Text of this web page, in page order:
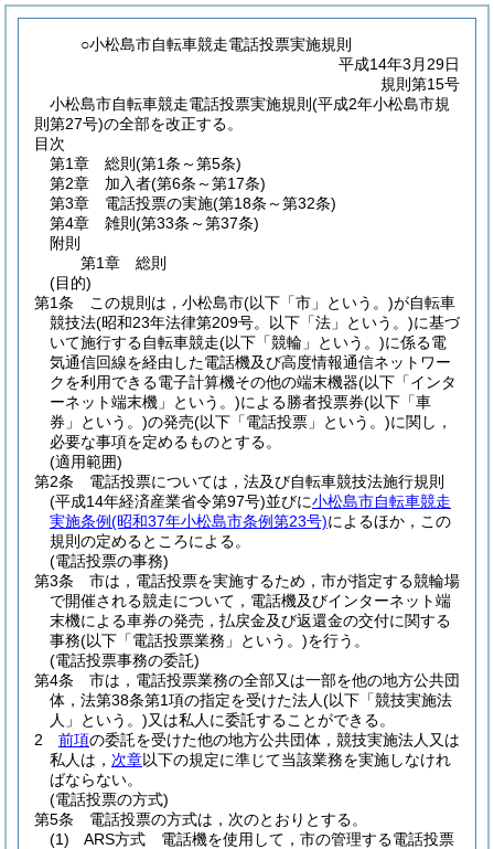
○小松島市自転車競走電話投票実施規則
平成14年3月29日
規則第15号
小松島市自転車競走電話投票実施規則(平成2年小松島市規
則第27号)の全部を改正する。
目次
第1章
総則 (第1条～第5条)
第2章
加入者(第6条～第17条)
第3章
電話投票の実施(第18条～第32条)
第4章
雑則 (第33条～第37条)
附則
第1章
総則
(目的)
第1条
この規則は，小松島市(以下「市」という。)が自転車
競技法(昭和23年法律第209号。以下「法」という。)に基づ
いて施行する自転車競走(以下「競輪」という。)に係る電
気通信回線を経由した電話機及び高度情報通信ネットワー
クを利用できる電子計算機その他の端末機器(以下「インタ
ーネット端末機」という。)による勝者投票券(以下「車
券」という。)の発売(以下「電話投票」という。)に関し，
必要な事項を定めるものとする。
(適用範囲)
第2条
電話投票については，法及び自転車競技法施行規則
(平成14年経済産業省令第97号)並びに小松島市自転車競走
実施条例(昭和37年小松島市条例第23号)によるほか，この
規則の定めるところによる。
(電話投票の事務)
第3条
市は，電話投票を実施するため，市が指定する競輪場
で開催される競走について，電話機及びインターネット端
末機による車券の発売，払戻金及び返還金の交付に関する
事務(以下「電話投票業務」という。)を行う。
(電話投票事務の委託)
第4条
市は，電話投票業務の全部又は一部を他の地方公共団
体，法第38条第1項の指定を受けた法人(以下「競技実施法
人」という。)又は私人に委託することができる。
2
前項の委託を受けた他の地方公共団体，競技実施法人又は
私人は， 次章以下の規定に準じて当該業務を実施しなけれ
ばならない。
(電話投票の方式)
第5条
電話投票の方式は，次のとおりとする。
(1)
ARS方式 電話機を使用して，市の管理する電話投票